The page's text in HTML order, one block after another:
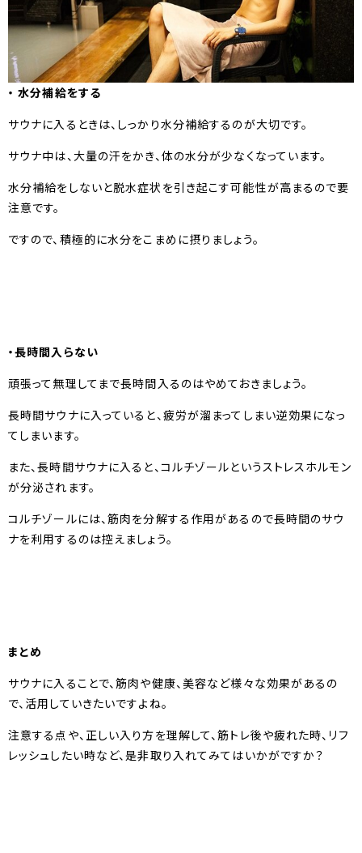
・ 水分補給をする
サウナに入るときは、しっかり水分補給するのが大切です。
サウナ中は、大量の汗をかき、体の水分が少なくなっています。
水分補給をしないと脱水症状を引き起こす可能性が高まるので要
注意です。
ですので、積極的に水分をこまめに摂りましょう。
・長時間入らない
頑張って無理してまで長時間入るのはやめておきましょう。
長時間サウナに入っていると、疲労が溜まってしまい逆効果になっ
てしまいます。
また、長時間サウナに入ると、コルチゾールというストレスホルモン
が分泌されます。
コルチゾールには、筋肉を分解する作用があるので長時間のサウ
ナを利用するのは控えましょう。
まとめ
サウナに入ることで、筋肉や健康、美容など様々な効果があるの
で、活用していきたいですよね。
注意する点や、正しい入り方を理解して、筋トレ後や疲れた時、リフ
レッシュしたい時など、是非取り入れてみてはいかがですか？